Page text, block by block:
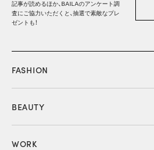
記事が読めるほか、BAILAのアンケート調
査にご協力いただくと、抽選で素敵なプレ
ゼントも！
FASHION
BEAUTY
WORK